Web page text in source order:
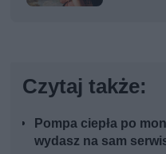
Czytaj także:
Pompa ciepła po
wydasz na sam